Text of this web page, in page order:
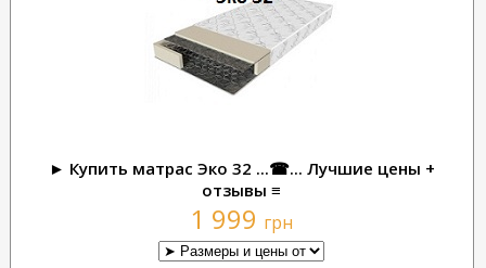
► Купить матрас Эко 32 ...☎... Лучшие цены +
отзывы ≡
1 999 грн